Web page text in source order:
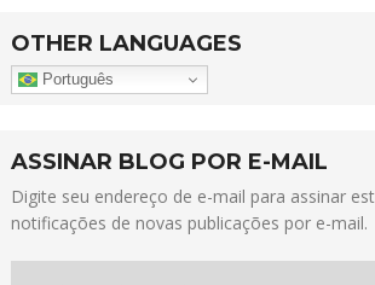
OTHER LANGUAGES
Português
ASSINAR BLOG POR E-MAIL
Digite seu endereço de e-mail para assinar
notificações de novas publicações por e-mail.